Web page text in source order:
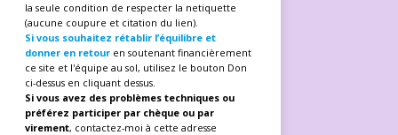
la seule condition de respecter la netiquette
(aucune coupure et citation du lien).
Si vous souhaitez rétablir l’équilibre et
donner en retour en soutenant financièrement
ce site et l'équipe au sol, utilisez le bouton Don
ci-dessus en cliquant dessus.
Si vous avez des problèmes techniques ou
préférez participer par chèque ou par
virement, contactez-moi à cette adresse